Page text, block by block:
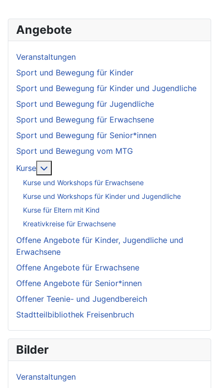
Angebote
Veranstaltungen
Sport und Bewegung für Kinder
Sport und Bewegung für Kinder und Jugendliche
Sport und Bewegung für Jugendliche
Sport und Bewegung für Erwachsene
Sport und Bewegung für Senior*innen
Sport und Bewegung vom MTG
Kurse
Kurse und Workshops für Erwachsene
Kurse und Workshops für Kinder und Jugendliche
Kurse für Eltern mit Kind
Kreativkreise für Erwachsene
Offene Angebote für Kinder, Jugendliche und
Erwachsene
Offene Angebote für Erwachsene
Offene Angebote für Senior*innen
Offener Teenie- und Jugendbereich
Stadtteilbibliothek Freisenbruch
Bilder
Veranstaltungen